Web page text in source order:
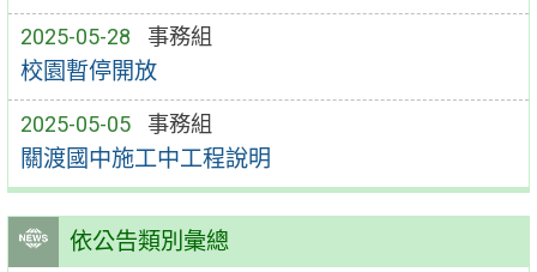
2025-05-28 事務組
校園暫停開放
2025-05-05 事務組
關渡國中施工中工程說明
依公告類別彙總